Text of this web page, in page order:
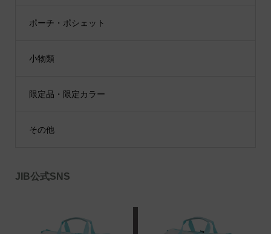
ポーチ・ポシェット
小物類
限定品・限定カラー
その他
JIB公式SNS